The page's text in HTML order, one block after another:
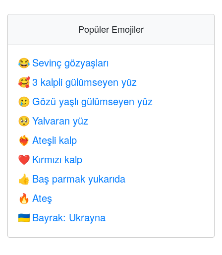
Popüler Emojiler
😂 Sevinç gözyaşları
🥰 3 kalpli gülümseyen yüz
🥲 Gözü yaşlı gülümseyen yüz
🥺 Yalvaran yüz
❤️‍🔥 Ateşli kalp
❤️ Kırmızı kalp
👍 Baş parmak yukarıda
🔥 Ateş
🇺🇦 Bayrak: Ukrayna